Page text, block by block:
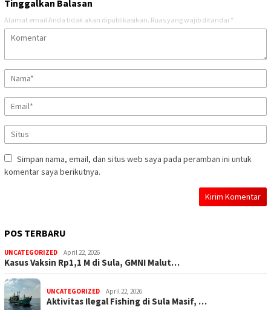
Tinggalkan Balasan
Alamat email Anda tidak akan dipublikasikan. Ruas yang wajib ditandai *
Simpan nama, email, dan situs web saya pada peramban ini untuk
komentar saya berikutnya.
POS TERBARU
UNCATEGORIZED April 22, 2026
Kasus Vaksin Rp1,1 M di Sula, GMNI Malut…
UNCATEGORIZED April 22, 2026
Aktivitas Ilegal Fishing di Sula Masif, …